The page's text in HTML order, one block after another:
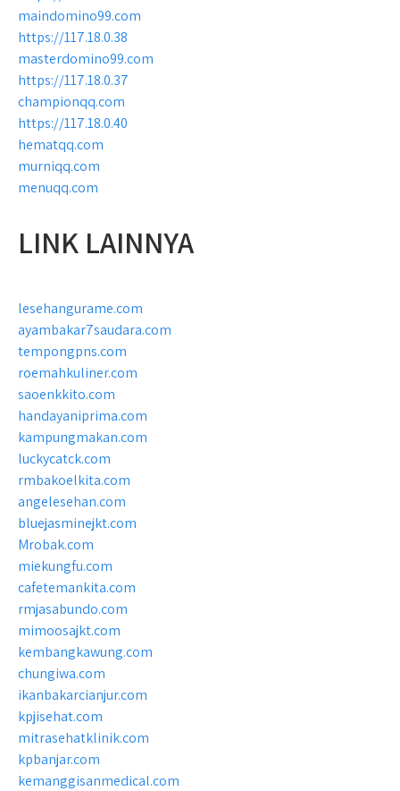
maindomino99.com
https://117.18.0.38
masterdomino99.com
https://117.18.0.37
championqq.com
https://117.18.0.40
hematqq.com
murniqq.com
menuqq.com
LINK LAINNYA
lesehangurame.com
ayambakar7saudara.com
tempongpns.com
roemahkuliner.com
saoenkkito.com
handayaniprima.com
kampungmakan.com
luckycatck.com
rmbakoelkita.com
angelesehan.com
bluejasminejkt.com
Mrobak.com
miekungfu.com
cafetemankita.com
rmjasabundo.com
mimoosajkt.com
kembangkawung.com
chungiwa.com
ikanbakarcianjur.com
kpjisehat.com
mitrasehatklinik.com
kpbanjar.com
kemanggisanmedical.com